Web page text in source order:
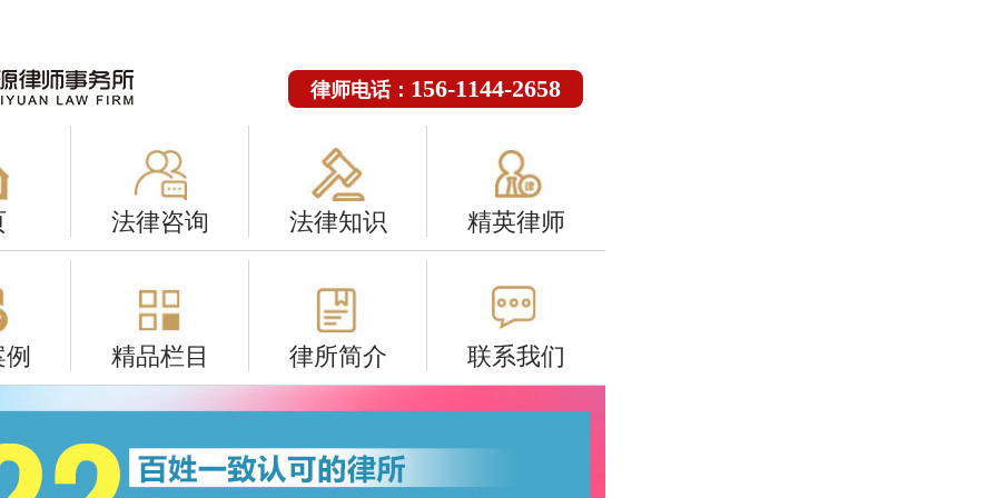
律师电话： 156-1144-2658
法律咨询 法律知识 精英律师
精品栏目 律所简介 联系我们